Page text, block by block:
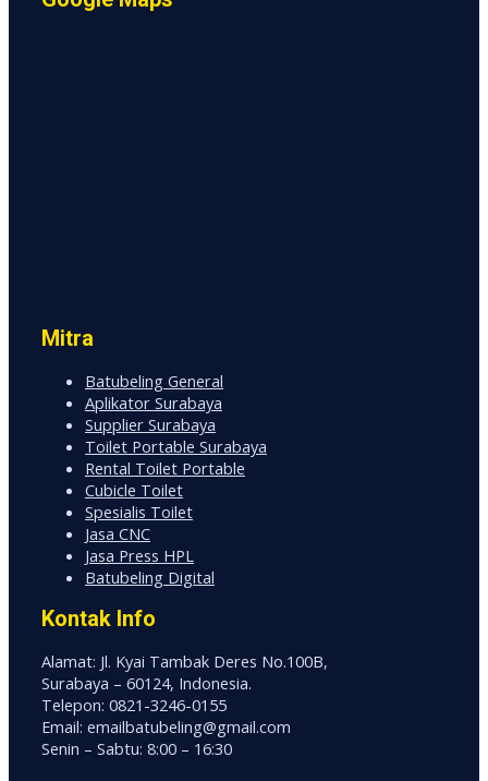
Mitra
Batubeling General
Aplikator Surabaya
Supplier Surabaya
Toilet Portable Surabaya
Rental Toilet Portable
Cubicle Toilet
Spesialis Toilet
Jasa CNC
Jasa Press HPL
Batubeling Digital
Kontak Info
Alamat: Jl. Kyai Tambak Deres No.100B,
Surabaya – 60124, Indonesia.
Telepon: 0821-3246-0155
Email: emailbatubeling@gmail.com
Senin – Sabtu: 8:00 – 16:30